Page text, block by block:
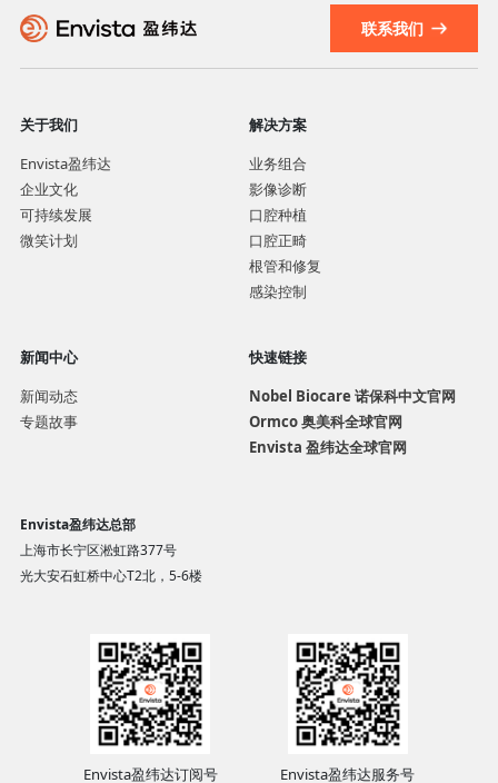
联系我们
关于我们
Envista盈纬达
企业文化
可持续发展
微笑计划
解决方案
业务组合
影像诊断
口腔种植
口腔正畸
根管和修复
感染控制
新闻中心
新闻动态
专题故事
快速链接
Nobel Biocare 诺保科中文官网
Ormco 奥美科全球官网
Envista 盈纬达全球官网
Envista盈纬达订阅号 Envista盈纬达服务号
Envista盈纬达总部
上海市长宁区淞虹路377号
光大安石虹桥中心T2北，5-6楼